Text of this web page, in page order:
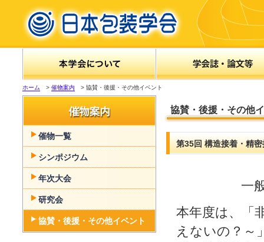
ホーム > 催物案内 > 協賛・後援・その他イベント
催物一覧
シンポジウム
年次大会
研究会
協賛・後援・その他イベント
協賛・後援・その他
第35回 構造接着・精
一
本年度は、「
えないの？～